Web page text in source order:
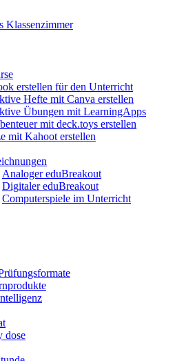
Klassenzimmer
erstellen für den Unterricht
Hefte mit Canva erstellen
Übungen mit LearningApps
mit deck.toys erstellen
mit Kahoot erstellen
Analoger eduBreakout
Digitaler eduBreakout
Computerspiele im Unterricht
dose